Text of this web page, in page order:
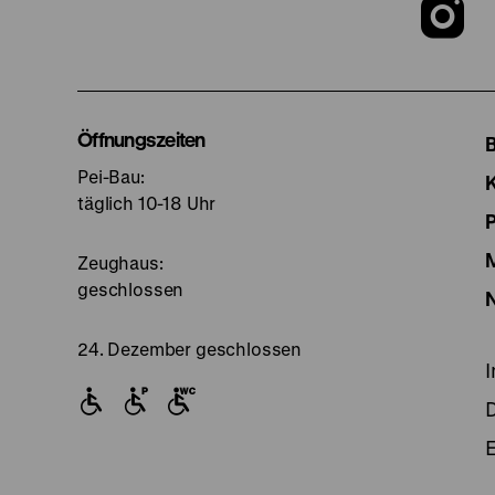
Zu
Öffnungszeiten
Pei-Bau:
täglich 10-18 Uhr
Zeughaus:
geschlossen
24. Dezember geschlossen